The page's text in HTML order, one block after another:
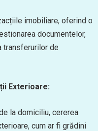
imobiliare, oferind o
documentelor,
transferurilor de
Exterioare:
la domiciliu, cererea
cum ar fi grădini